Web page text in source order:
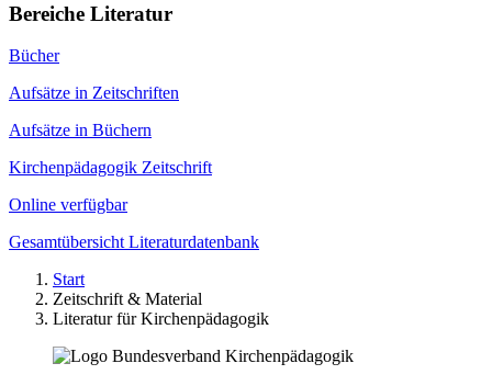
Bereiche Literatur
Bücher
Aufsätze in Zeitschriften
Aufsätze in Büchern
Kirchenpädagogik Zeitschrift
Online verfügbar
Gesamtübersicht Literaturdatenbank
Start
Zeitschrift & Material
Literatur für Kirchenpädagogik